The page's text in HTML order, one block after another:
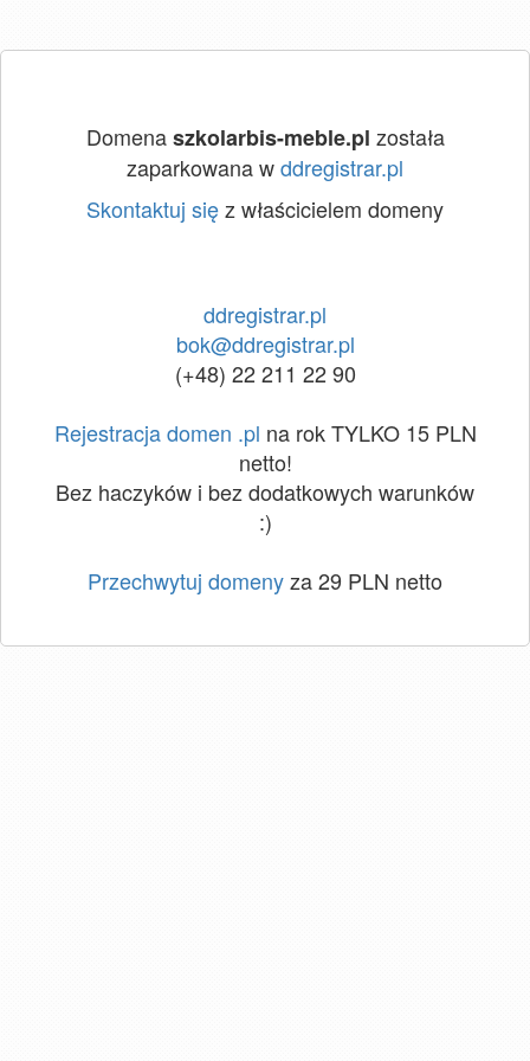
Domenaszkolarbis-meble.pl została
zaparkowana wddregistrar.pl
Skontaktuj sięz właścicielem domeny
ddregistrar.pl
bok@ddregistrar.pl
(+48) 22 211 22 90
Rejestracja domen .pl na rok TYLKO 15 PLN
netto!
Bez haczyków i bez dodatkowych warunków
:)
Przechwytuj domenyza 29 PLN netto